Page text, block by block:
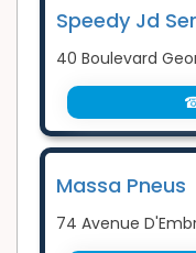
Speedy Jd
40 Boulevard
Massa Pneus
74 Avenue